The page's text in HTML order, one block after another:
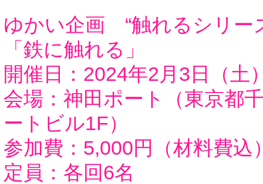
ゆかい企画 “触れるシリー
「鉄に触れる」
開催日：2024年2月3日（土
会場：神田ポート（東京都
ートビル1F）
参加費：5,000円（材料費込
定員：各回6名